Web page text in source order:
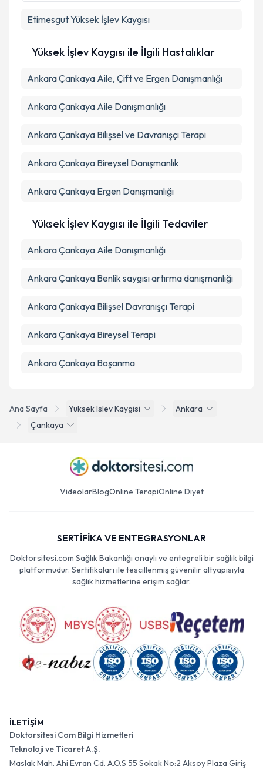
Ana Sayfa Yuksek Islev Kaygisi
Ankara
Çankaya
EtimesgutYüksek İşlev Kaygısı
Yüksek İşlev Kaygısı ile İlgili Hastalıklar
Ankara Çankaya Aile, Çift ve Ergen Danışmanlığı
Ankara Çankaya Aile Danışmanlığı
Ankara Çankaya Bilişsel ve Davranışçı Terapi
Ankara Çankaya Bireysel Danışmanlık
Ankara Çankaya Ergen Danışmanlığı
Yüksek İşlev Kaygısı ile İlgili Tedaviler
Ankara Çankaya Aile Danışmanlığı
Ankara Çankaya Benlik saygısı artırma danışmanlığı
Ankara Çankaya Bilişsel Davranışçı Terapi
Ankara Çankaya Bireysel Terapi
Ankara Çankaya Boşanma
VideolarBlogOnline TerapiOnline Diyet
SERTİFİKA VE ENTEGRASYONLAR
Doktorsitesi.com Sağlık Bakanlığı onaylı ve entegreli bir sağlık bilgi
platformudur. Sertifikaları ile tescillenmiş güvenilir altyapısıyla
sağlık hizmetlerine erişim sağlar.
İLETİŞİM
Doktorsitesi Com Bilgi Hizmetleri
Teknoloji ve Ticaret A.Ş.
Maslak Mah. Ahi Evran Cd. A.O.S 55 Sokak No:2 Aksoy Plaza Giriş